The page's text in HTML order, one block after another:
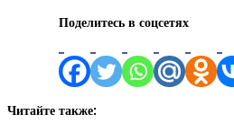
Поделитесь в соцсетях
Читайте также: